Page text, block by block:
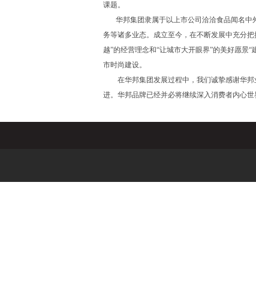
课题。
华邦集团隶属于以上市公司洽洽食品闻名中
务等诸多业态。成立至今，在不断发展中充分
越”的经营理念和“让城市大开眼界”的美好愿景
市时尚建设。
在华邦集团发展过程中，我们诚挚感谢华邦
进。华邦品牌已经并必将继续深入消费者内心